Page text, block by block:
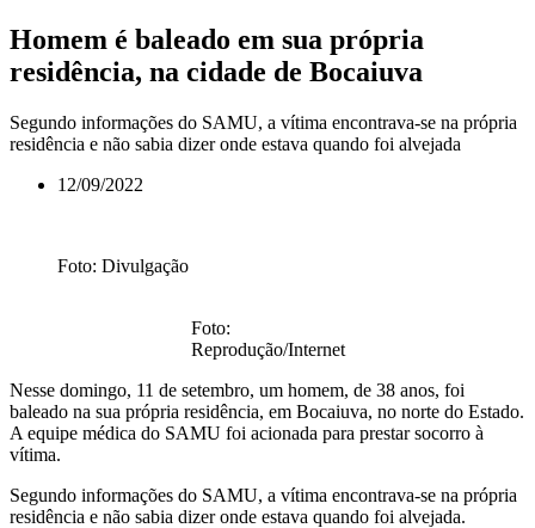
Homem é baleado em sua própria
residência, na cidade de Bocaiuva
Segundo informações do SAMU, a vítima encontrava-se na própria
residência e não sabia dizer onde estava quando foi alvejada
12/09/2022
Foto: Divulgação
Foto:
Reprodução/Internet
Nesse domingo, 11 de setembro, um homem, de 38 anos, foi
baleado na sua própria residência, em Bocaiuva, no norte do Estado.
A equipe médica do SAMU foi acionada para prestar socorro à
vítima.
Segundo informações do SAMU, a vítima encontrava-se na própria
residência e não sabia dizer onde estava quando foi alvejada.